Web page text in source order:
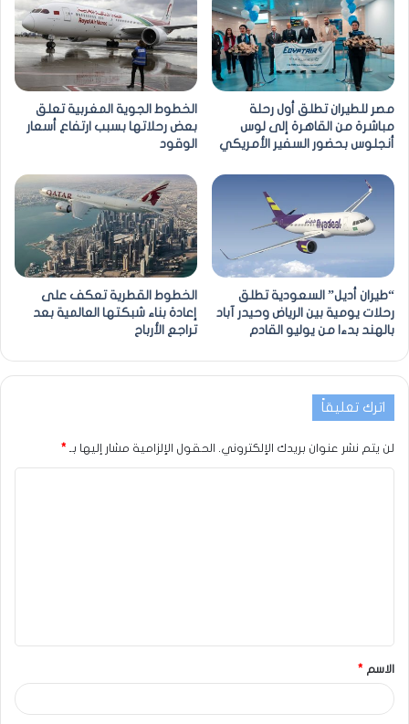
مصر للطيران تطلق أول رحلة
مباشرة من القاهرة إلى لوس
أنجلوس بحضور السفير الأمريكي
الخطوط الجوية المغربية تعلق
بعض رحلاتها بسبب ارتفاع أسعار
الوقود
“طيران أديل” السعودية تطلق
رحلات يومية بين الرياض وحيدر آباد
بالهند بدءا من يوليو القادم
الخطوط القطرية تعكف على
إعادة بناء شبكتها العالمية بعد
تراجع الأرباح
اترك تعليقاً
لن يتم نشر عنوان بريدك الإلكتروني. الحقول الإلزامية مشار إليها بـ *
الاسم *